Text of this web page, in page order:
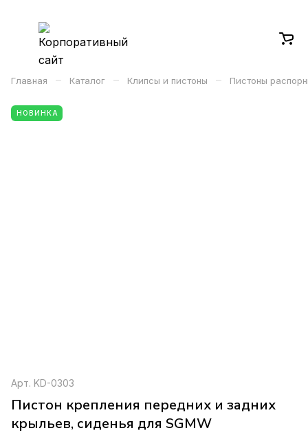
Главная – Каталог – Клипсы и пистоны – Пистоны
НОВИНКА
Арт. KD-0303
Пистон крепления передних и задних
крыльев, сиденья для SGMW